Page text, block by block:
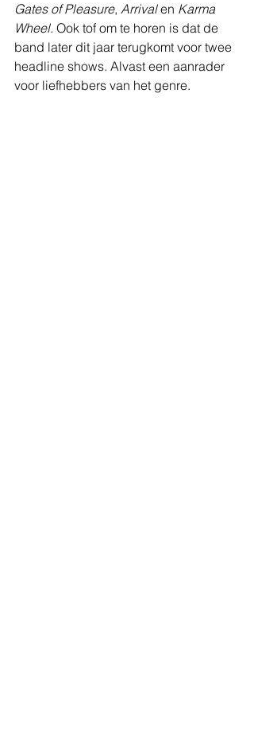
Gates of Pleasure, Arrival en Karma
Wheel. Ook tof om te horen is dat de
band later dit jaar terugkomt voor twee
headline shows. Alvast een aanrader
voor liefhebbers van het genre.